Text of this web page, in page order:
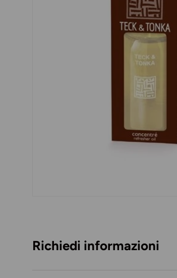
Richiedi informazioni